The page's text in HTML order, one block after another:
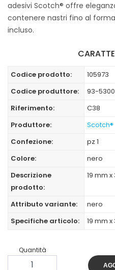
adesivi Scotch® offre
contenere nastri fino al
incluso.
Codice prodotto:
105973
Codice produttore:
93-
Riferimento:
C38
Produttore:
Scotch®
Confezione:
pz 1
Colore:
nero
Descrizione
prodotto:
19 mm x
Attributo variante:
nero
Specifiche articolo:
19 mm x
Quantità